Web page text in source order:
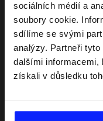
sociálních médií a
soubory cookie.
sdílíme se svými
analýzy. Partneři
dalšími informacemi,
získali v důsledku